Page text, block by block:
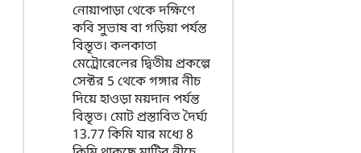
নোয়াপাড়া থেকে দক্ষিণে
কবি সুভাষ বা গড়িয়া পর্যন্ত
বিস্তৃত। কলকাতা
মেট্রোরেলের দ্বিতীয় প্রকল্পে
সেক্টর 5 থেকে গঙ্গার নীচ
দিয়ে হাওড়া ময়দান পর্যন্ত
বিস্তৃত। মোট প্রস্তাবিত দৈর্ঘ্য
13.77 কিমি যার মধ্যে 8